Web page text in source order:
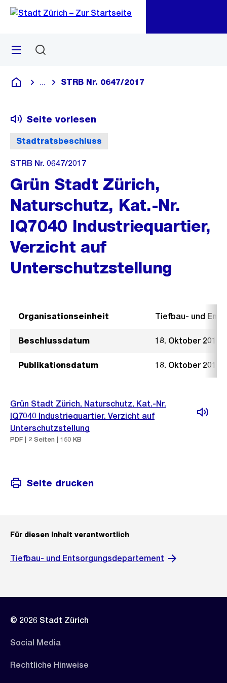
Navigation
Sprunglink
Menü
Deutsch
Blende alle Breadcrumbs ein
STRB Nr. 0647/2017
Stadtratsbeschluss
Seite vorlesen
STRB Nr. 0647/2017
Grün Stadt Zürich,
Naturschutz, Kat.-Nr.
IQ7040 Industriequartier,
Verzicht auf
Unterschutzstellung
Organisationseinheit Tiefbau- und
Beschlussdatum 18. Oktober 2017
Publikationsdatum 18. Oktober 2017
Grün Stadt Zürich, Naturschutz, Kat.-Nr.
IQ7040 Industriequartier, Verzicht auf
Unterschutzstellung
PDF | 2 Seiten | 150 KB
Seite drucken
Für diesen Inhalt verantwortlich
Tiefbau- und Entsorgungsdepartement
© 2026 Stadt Zürich
Social Media
Rechtliche Hinweise